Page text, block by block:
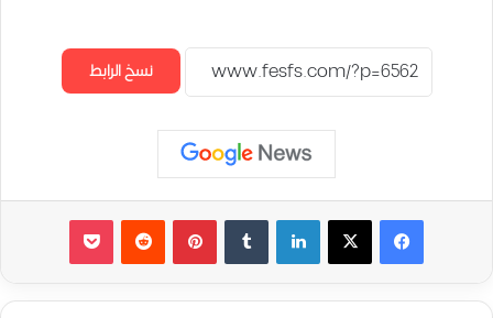
نسخ الرابط
لينكدإن بينتيريست